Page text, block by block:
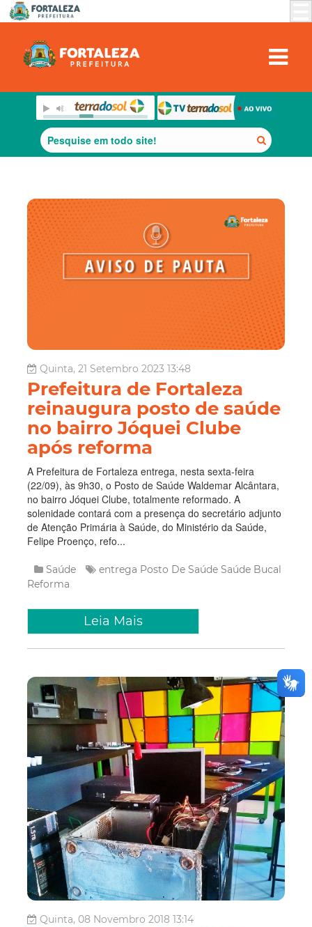
Quinta, 21 Setembro 2023 13:48
Prefeitura de Fortaleza
reinaugura posto de saúde
no bairro Jóquei Clube
após reforma
A Prefeitura de Fortaleza entrega, nesta sexta-feira
(22/09), às 9h30, o Posto de Saúde Waldemar Alcântara,
no bairro Jóquei Clube, totalmente reformado. A
solenidade contará com a presença do secretário adjunto
de Atenção Primária à Saúde, do Ministério da Saúde,
Felipe Proenço, refo...
Saúde entrega Posto De Saúde Saúde Bucal
Reforma
Leia Mais
Quinta, 08 Novembro 2018 13:14